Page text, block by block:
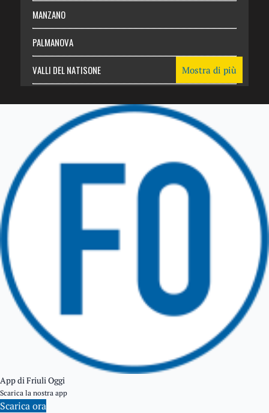
MANZANO
PALMANOVA
VALLI DEL NATISONE
TRICESIMO
TARCENTO
GEMONA DEL FRIULI
Mostra di più
App di Friuli Oggi
Scarica la nostra app
Scarica ora